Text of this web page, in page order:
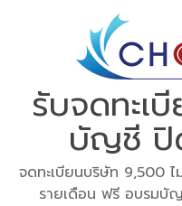
รับจดทะเ
บัญชี ปิ
จดทะเบียนบริษัท 9,500
รายเดือน ฟรี อบรมบั